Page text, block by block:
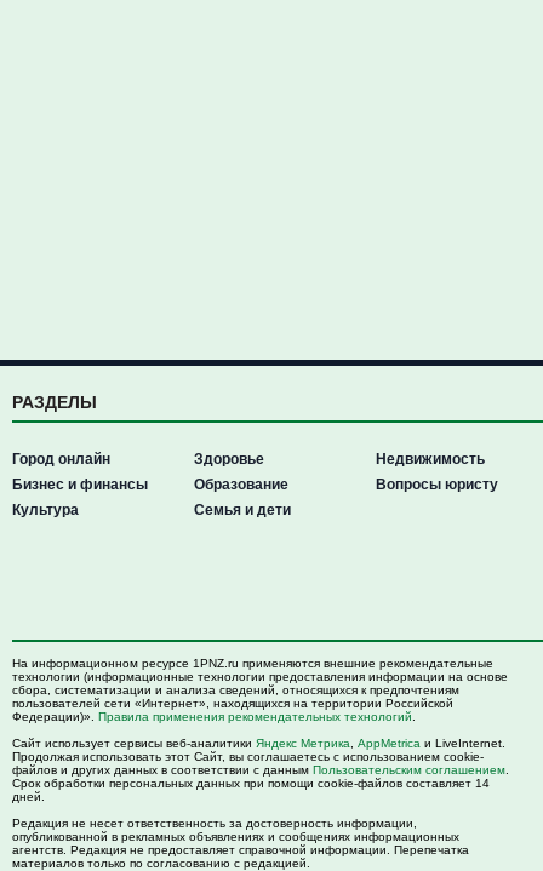
РАЗДЕЛЫ
Город онлайн
Бизнес и финансы
Культура
Здоровье
Образование
Семья и дети
Недвижимость
Вопросы юристу
На информационном ресурсе 1PNZ.ru применяются внешние рекомендательные
технологии (информационные технологии предоставления информации на основе
сбора, систематизации и анализа сведений, относящихся к предпочтениям
пользователей сети «Интернет», находящихся на территории Российской
Федерации)». Правила применения рекомендательных технологий
Сайт использует сервисы веб-аналитики Яндекс Метрика AppMetrica и LiveInternet.
Продолжая использовать этот Сайт, вы соглашаетесь с использованием cookie-
файлов и других данных в соответствии с данным Пользовательским соглашением
Срок обработки персональных данных при помощи cookie-файлов составляет 14
дней.
Редакция не несет ответственность за достоверность информации,
опубликованной в рекламных объявлениях и сообщениях информационных
агентств. Редакция не предоставляет справочной информации. Перепечатка
материалов только по согласованию с редакцией.